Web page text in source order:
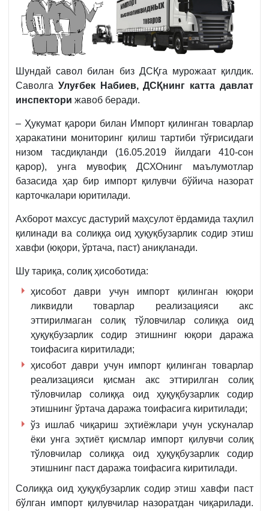
Шундай савол билан биз ДСҚга мурожаат қилдик.
Саволга Улуғбек Набиев, ДСҚнинг катта давлат
инспектори жавоб беради.
– Ҳукумат қарори билан Импорт қилинган товарлар
ҳаракатини мониторинг қилиш тартиби тўғрисидаги
низом тасдиқланди (16.05.2019 йилдаги 410-сон
қарор), унга мувофиқ ДСХОнинг маълумотлар
базасида ҳар бир импорт қилувчи бўйича назорат
карточкалари юритилади.
Ахборот махсус дастурий маҳсулот ёрдамида таҳлил
қилинади ва солиққа оид ҳуқуқбузарлик содир этиш
хавфи (юқори, ўртача, паст) аниқланади.
Шу тариқа, солиқ ҳисоботида:
ҳисобот даври учун импорт қилинган юқори
ликвидли товарлар реализацияси акс
эттирилмаган солиқ тўловчилар солиққа оид
ҳуқуқбузарлик содир этишнинг юқори даража
тоифасига киритилади;
ҳисобот даври учун импорт қилинган товарлар
реализацияси қисман акс эттирилган солиқ
тўловчилар солиққа оид ҳуқуқбузарлик содир
этишнинг ўртача даража тоифасига киритилади;
ўз ишлаб чиқариш эҳтиёжлари учун ускуналар
ёки унга эҳтиёт қисмлар импорт қилувчи солиқ
тўловчилар солиққа оид ҳуқуқбузарлик содир
этишнинг паст даража тоифасига киритилади.
Солиққа оид ҳуқуқбузарлик содир этиш хавфи паст
бўлган импорт қилувчилар назоратдан чиқарилади.